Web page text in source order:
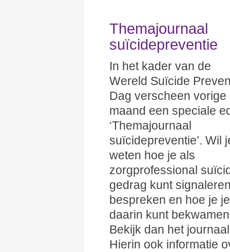
Themajournaal
suïcidepreventie
In het kader van de
Wereld Suïcide
Dag verscheen vorige
maand een speciale
‘Themajournaal
suïcidepreventie’. Wil
weten hoe je als
zorgprofessional
gedrag kunt
bespreken en hoe je je
daarin kunt
Bekijk dan het
Hierin ook informatie